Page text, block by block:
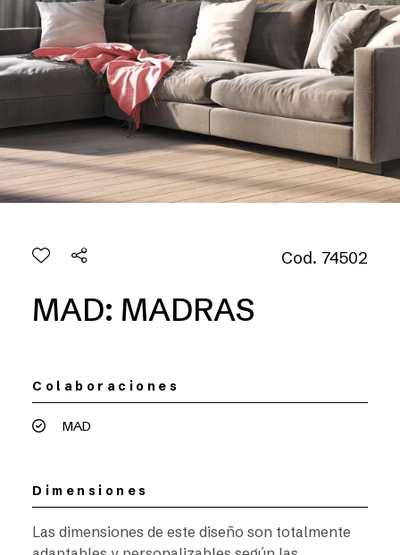
Cod. 74502
MAD: MADRAS
Colaboraciones
MAD
Dimensiones
Las dimensiones de este diseño son totalmente